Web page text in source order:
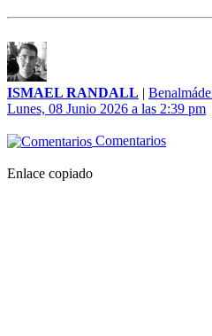
ISMAEL RANDALL |
Lunes, 08 Junio 2026 a las 2:39 pm
Comentarios
Enlace copiado